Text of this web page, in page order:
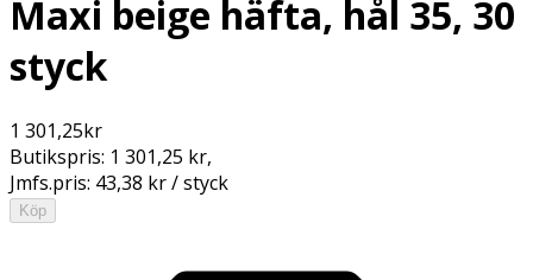
Maxi beige häfta, hål 35, 30
styck
1 301,25kr
Butikspris: 1 301,25 kr,
Jmfs.pris: 43,38 kr / styck
Köp